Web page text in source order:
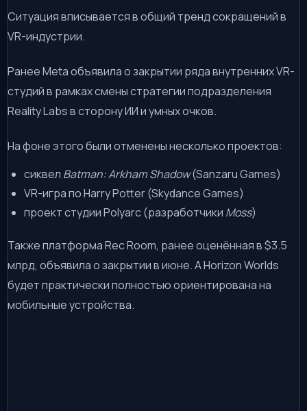
Ситуация вписывается в общий тренд сокращений в
VR-индустрии.
Ранее Meta объявила о закрытии ряда внутренних VR-
студий в рамках смены стратегии подразделения
Reality Labs в сторону ИИ и умных очков.
На фоне этого были отменены несколько проектов:
сиквел Batman: Arkham Shadow(Sanzaru Games)
VR-игра по Harry Potter (Skydance Games)
проект студии Polyarc (разработчики Moss)
Также платформа Rec Room, ранее оценённая в $3.5
млрд, объявила о закрытии в июне. А Horizon Worlds
будет практически полностью ориентирована на
мобильные устройства.